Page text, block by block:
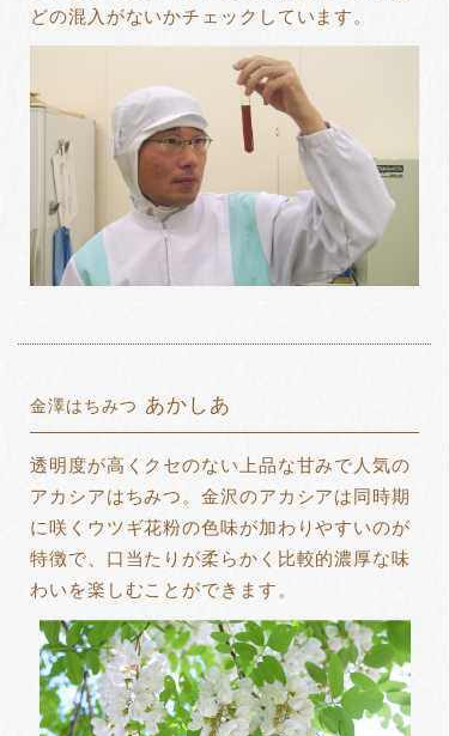
どの混入がないかチェックしています。
金澤はちみつ あかしあ
透明度が高くクセのない上品な甘みで人気の
アカシアはちみつ。金沢のアカシアは同時期
に咲くウツギ花粉の色味が加わりやすいのが
特徴で、口当たりが柔らかく比較的濃厚な味
わいを楽しむことができます。